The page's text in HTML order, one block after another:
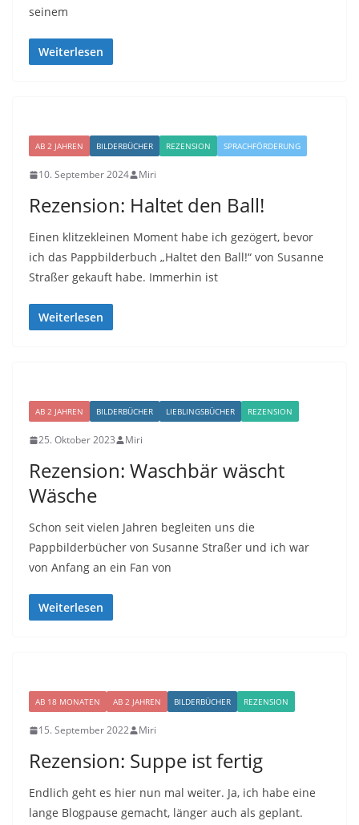
seinem
Weiterlesen
AB 2 JAHREN BILDERBÜCHER REZENSION SPRACHFÖRDERUNG
10. September 2024 Miri
Rezension: Haltet den Ball!
Einen klitzekleinen Moment habe ich gezögert, bevor
ich das Pappbilderbuch „Haltet den Ball!“ von Susanne
Straßer gekauft habe. Immerhin ist
Weiterlesen
AB 2 JAHREN BILDERBÜCHER LIEBLINGSBÜCHER REZENSION
25. Oktober 2023 Miri
Rezension: Waschbär wäscht
Wäsche
Schon seit vielen Jahren begleiten uns die
Pappbilderbücher von Susanne Straßer und ich war
von Anfang an ein Fan von
Weiterlesen
AB 18 MONATEN AB 2 JAHREN BILDERBÜCHER REZENSION
15. September 2022 Miri
Rezension: Suppe ist fertig
Endlich geht es hier nun mal weiter. Ja, ich habe eine
lange Blogpause gemacht, länger auch als geplant.